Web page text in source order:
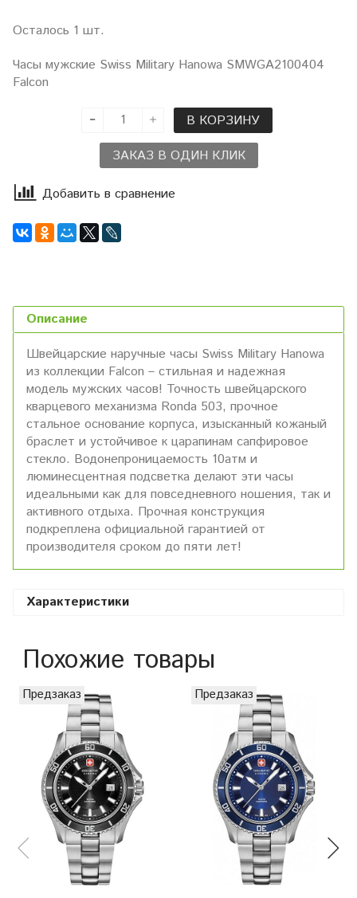
Осталось 1 шт.
Часы мужские Swiss Military Hanowa SMWGA2100404
Falcon
В КОРЗИНУ
ЗАКАЗ В ОДИН КЛИК
Добавить в сравнение
Описание
Швейцарские наручные часы Swiss Military Hanowa
из коллекции Falcon – стильная и надежная
модель мужских часов! Точность швейцарского
кварцевого механизма Ronda 503, прочное
стальное основание корпуса, изысканный кожаный
браслет и устойчивое к царапинам сапфировое
стекло. Водонепроницаемость 10атм и
люминесцентная подсветка делают эти часы
идеальными как для повседневного ношения, так и
активного отдыха. Прочная конструкция
подкреплена официальной гарантией от
производителя сроком до пяти лет!
Характеристики
Похожие товары
Предзаказ Предзаказ